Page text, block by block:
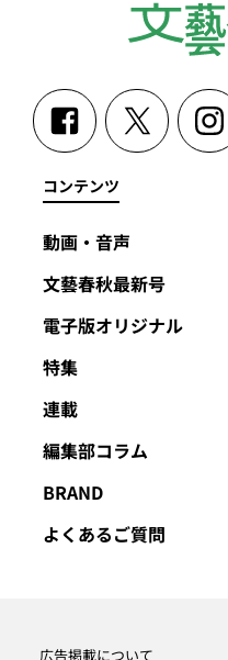
コンテンツ
動画・音声
文藝春秋最新号
電子版オリジナル
特集
連載
編集部コラム
BRAND
よくあるご質問
広告掲載について